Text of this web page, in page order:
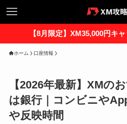
【8月限定】XM35,000円キ
ホーム 口座情報
【2026年最新】XMの
は銀行｜コンビニや
や反映時間